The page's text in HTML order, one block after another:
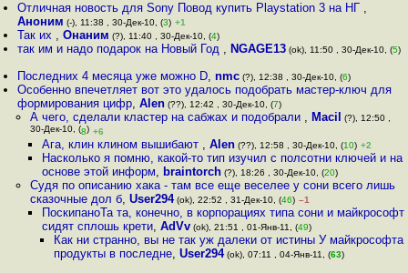
Отличная новость для Sony Повод купить Playstation 3 на НГ ,
Аноним (-), 11:38 , 30-Дек-10, (3) +1
Так их ,Онаним (?), 11:40 , 30-Дек-10, (4)
так им и надо подарок на Новый Год , NGAGE13 (ok), 11:50 , 30-Дек-10, (5)
Последних 4 месяца уже можно D,nmc (?), 12:38 , 30-Дек-10, (6)
Особенно впечетляет вот это удалось подобрать мастер-ключ для
формирования цифр,Alen (??), 12:42 , 30-Дек-10, (7)
А чего, сделали кластер на сабжах и подобрали , Macil (?), 12:50 ,
30-Дек-10, (8) +6
Ага, клин клином вышибают , Alen(??), 12:58 , 30-Дек-10, (10) +2
Насколько я помню, какой-то тип изучил с полсотни ключей и на
основе этой информ, braintorch(?), 18:26 , 30-Дек-10, (20)
Судя по описанию хака - там все еще веселее у сони всего лишь
сказочные дол б, User294(ok), 22:52 , 31-Дек-10, (46) –1
ПоскипаноТа та, конечно, в корпорациях типа сони и майкрософт
сидят сплошь крети, AdVv(ok), 21:51 , 01-Янв-11, (49)
Как ни странно, вы не так уж далеки от истины У майкрософта
продукты в последне,User294(ok), 07:11 , 04-Янв-11, (63)